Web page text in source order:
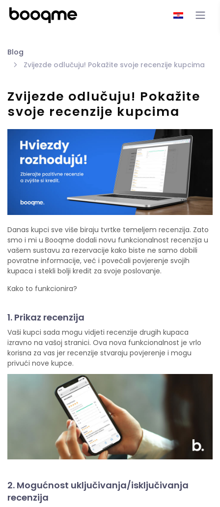
Blog
Zvijezde odlučuju! Pokažite svoje recenzije kupcima
Zvijezde odlučuju! Pokažite
svoje recenzije kupcima
Danas kupci sve više biraju tvrtke temeljem recenzija. Zato
smo i mi u Booqme dodali novu funkcionalnost recenzija u
vašem sustavu za rezervacije kako biste ne samo dobili
povratne informacije, već i povećali povjerenje svojih
kupaca i stekli bolji kredit za svoje poslovanje.
Kako to funkcionira?
1. Prikaz recenzija
Vaši kupci sada mogu vidjeti recenzije drugih kupaca
izravno na vašoj stranici. Ova nova funkcionalnost je vrlo
korisna za vas jer recenzije stvaraju povjerenje i mogu
privući nove kupce.
2. Mogućnost uključivanja/isključivanja
recenzija